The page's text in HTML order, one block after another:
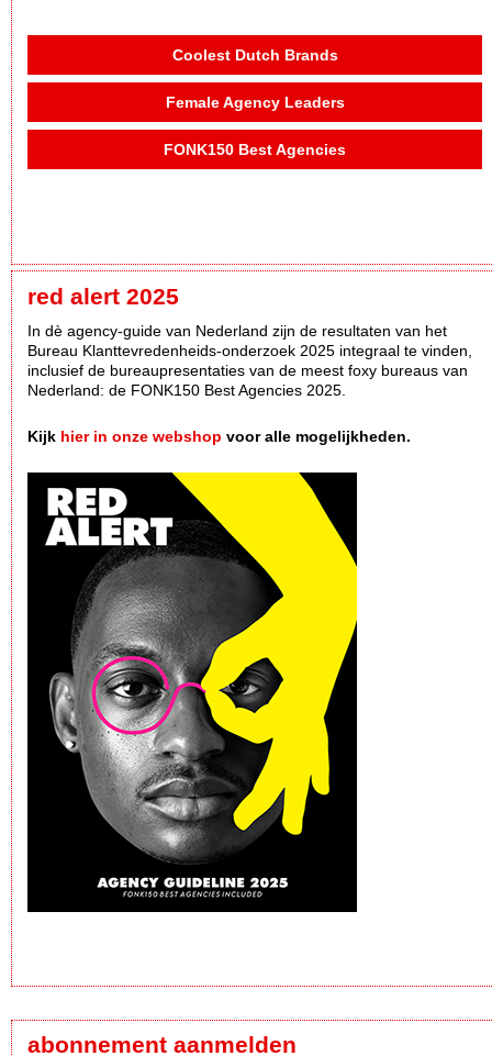
Coolest Dutch Brands
Female Agency Leaders
FONK150 Best Agencies
red alert 2025
In dè agency-guide van Nederland zijn de resultaten van het
Bureau Klanttevredenheids-onderzoek 2025 integraal te vinden,
inclusief de bureaupresentaties van de meest foxy bureaus van
Nederland: de FONK150 Best Agencies 2025.
Kijk hier in onze webshop voor alle mogelijkheden.
abonnement aanmelden